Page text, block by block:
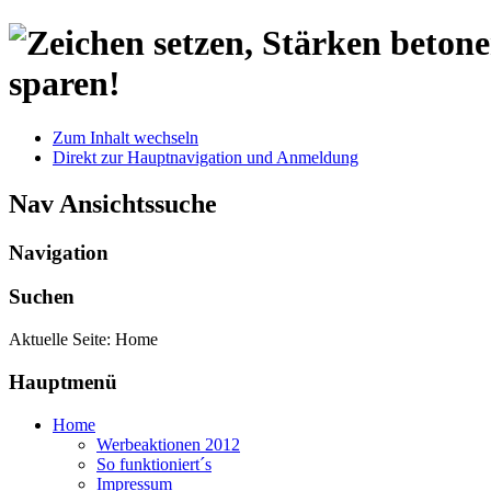
sparen!
Zum Inhalt wechseln
Direkt zur Hauptnavigation und Anmeldung
Nav Ansichtssuche
Navigation
Suchen
Aktuelle Seite: Home
Hauptmenü
Home
Werbeaktionen 2012
So funktioniert´s
Impressum